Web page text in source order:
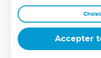
Car celui-là n'est point
celle-là n'est point la
dehors en la chair.
Mais celui-là est Juif, qui
Accepter